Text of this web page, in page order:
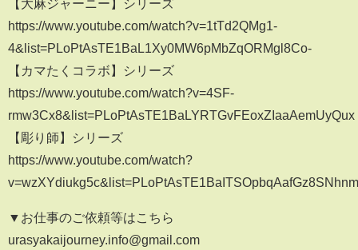
【大麻ジャーニー】シリーズ
https://www.youtube.com/watch?v=1tTd2QMg1-
4&list=PLoPtAsTE1BaL1Xy0MW6pMbZqORMgl8Co-
【カマたくコラボ】シリーズ
https://www.youtube.com/watch?v=4SF-
rmw3Cx8&list=PLoPtAsTE1BaLYRTGvFEoxZIaaAemUyQux
【彫り師】シリーズ
https://www.youtube.com/watch?
▼お仕事のご依頼等はこちら
urasyakaijourney.info@gmail.com